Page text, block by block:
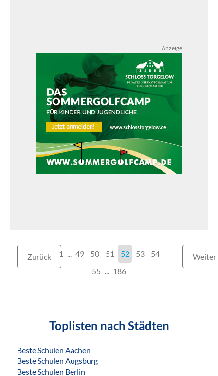
Anzeige
Zurück 1 ... 49 50 51 52 53
54
55
186
Weiter
Toplisten nach Städten
Beste Schulen Aachen
Beste Schulen Augsburg
Beste Schulen Berlin